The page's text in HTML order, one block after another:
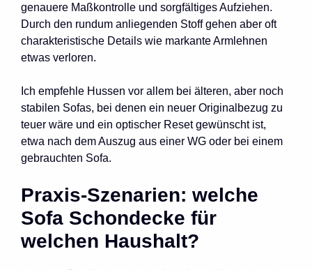
genauere Maßkontrolle und sorgfältiges Aufziehen.
Durch den rundum anliegenden Stoff gehen aber oft
charakteristische Details wie markante Armlehnen
etwas verloren.
Ich empfehle Hussen vor allem bei älteren, aber noch
stabilen Sofas, bei denen ein neuer Originalbezug zu
teuer wäre und ein optischer Reset gewünscht ist,
etwa nach dem Auszug aus einer WG oder bei einem
gebrauchten Sofa.
Praxis-Szenarien: welche
Sofa Schondecke für
welchen Haushalt?